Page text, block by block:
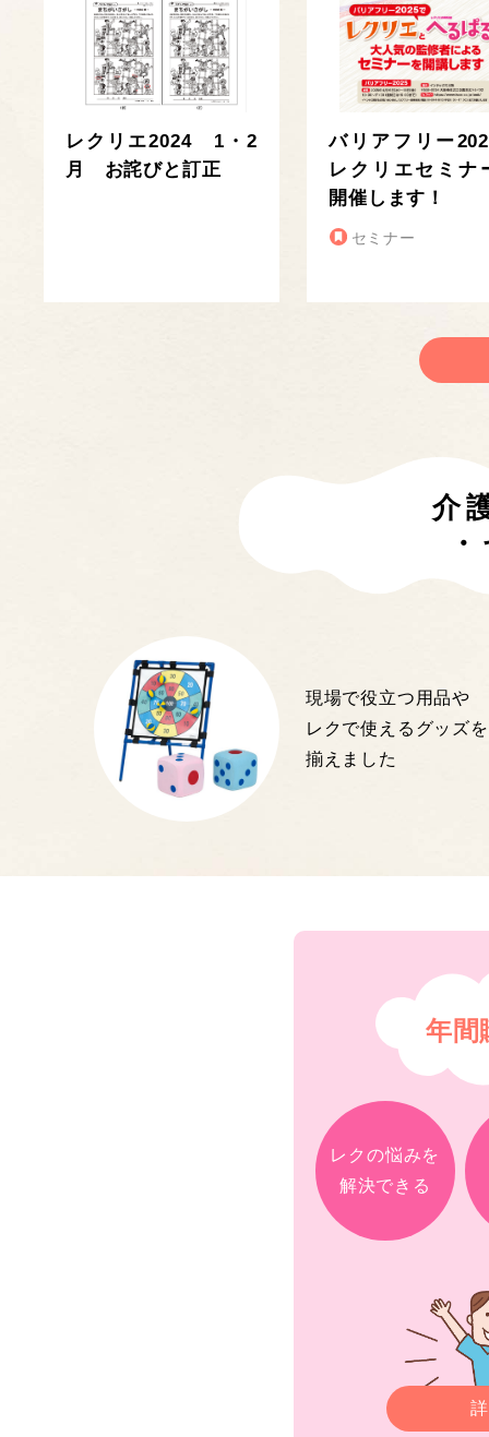
レクリエ2024 1・2
月 お詫びと訂正
バリアフリー
レクリエセミナ
開催します！
セミナー
介
現場で役立つ用品や
レクで使えるグッズを
揃えました
年間
レクの悩みを
解決できる